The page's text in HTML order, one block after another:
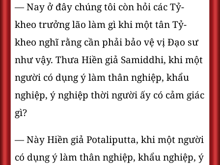
— Nay ở đây chúng tôi còn hỏi các Tỷ-
kheo trưởng lão làm gì khi một tân Tỷ-
kheo nghĩ rằng cần phải bảo vệ vị Ðạo sư
như vậy. Thưa Hiền giả Samiddhi, khi một
người có dụng ý làm thân nghiệp, khẩu
nghiệp, ý nghiệp thời người ấy có cảm giác
gì?
— Này Hiền giả Potaliputta, khi một người
có dụng ý làm thân nghiệp, khẩu nghiệp, ý